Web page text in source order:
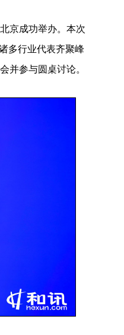
京成功举办。本次
多行业代表齐聚峰
并参与圆桌讨论。